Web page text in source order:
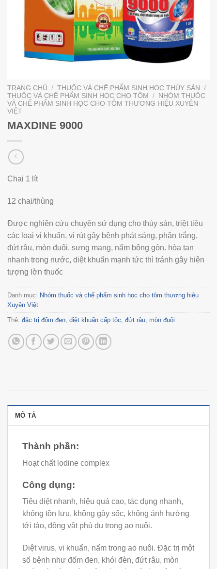
TRANG CHỦ / THUỐC VÀ CHẾ PHẨM SINH HỌC THỦY SẢN
/
THUỐC VÀ CHẾ PHẨM SINH HỌC CHO TÔM
/ NHÓM THUỐC
VÀ CHẾ PHẨM SINH HỌC CHO TÔM THƯƠNG HIỆU XUYÊN
VIỆT
MAXDINE 9000
Chai 1 lít
12 chai/thùng
Được nghiên cứu chuyên sử dụng cho thủy sản, triệt tiêu
các loại vi khuẩn, vi rút gây bệnh phát sáng, phân trắng,
đứt râu, mòn đuôi, sưng mang, nấm bông gòn. hòa tan
nhanh trong nước, diệt khuẩn mạnh tức thì tránh gây hiện
tượng lờn thuốc
Danh mục: Nhóm thuốc và chế phẩm sinh học cho tôm thương hiệu
Xuyên Việt
Thẻ: đặc trị đốm đen, diệt khuẩn cấp tốc, đứt râu, mòn đuôi
MÔ TẢ
Thành phần:
Hoạt chất lodine complex
Công dụng:
Tiêu diệt nhanh, hiệu quả cao, tác dụng nhanh,
không tồn lưu, không gây sốc, không ảnh hưởng
tới tảo, động vật phù du trong ao nuôi.
Diệt virus, vi khuẩn, nấm trong ao nuôi. Đặc trị một
số bệnh như đốm đen, khói đèn, đứt râu, mòn